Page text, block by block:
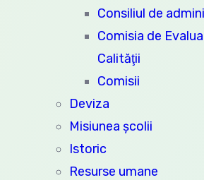
Consiliul de
Comisia de
Calităţii
Comisii
Deviza
Misiunea şcolii
Istoric
Resurse umane